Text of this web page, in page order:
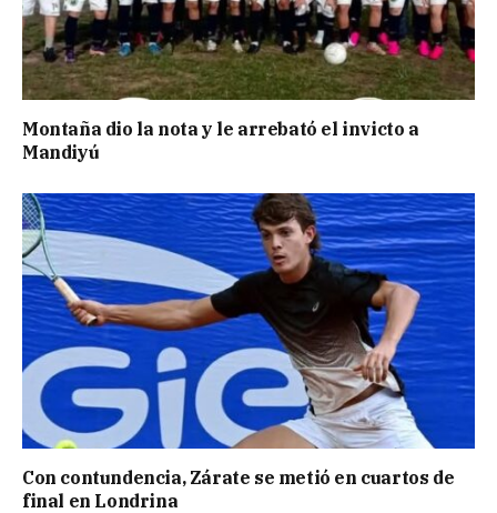
Montaña dio la nota y le arrebató el invicto a
Mandiyú
Con contundencia, Zárate se metió en cuartos de
final en Londrina